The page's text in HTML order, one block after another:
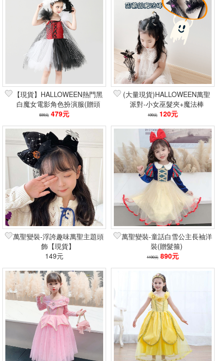
【現貨】HALLOWEEN熱門黑
白魔女電影角色扮演服(贈頭
飾)
599元 479元
(大量現貨)HALLOWEEN萬聖
派對-小女巫髮夾+魔法棒
199元 120元
萬聖變裝-浮誇趣味萬聖主題頭
飾【現貨】
149元
萬聖變裝-童話白雪公主長袖洋
裝(贈髮箍)
1190元 890元